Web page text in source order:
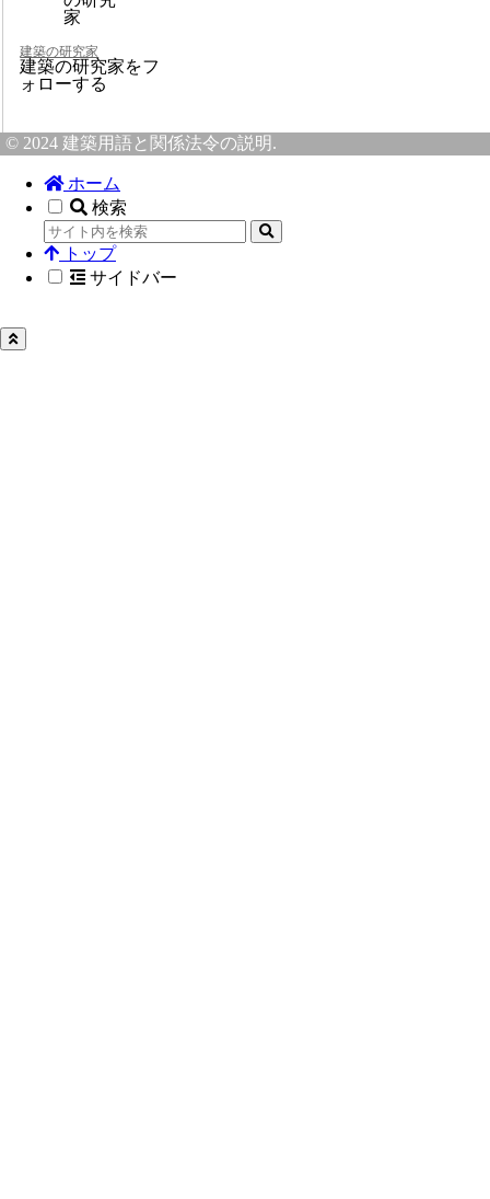
建築の研究家
建築の研究家をフ
ォローする
© 2024 建築用語と関係法令の説明.
ホーム
検索
トップ
サイドバー